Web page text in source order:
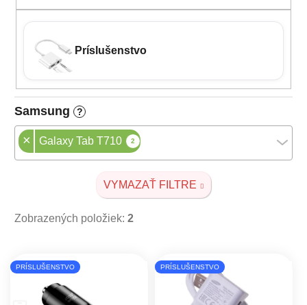
Príslušenstvo
Samsung ?
× Galaxy Tab T710 2
VYMAZAŤ FILTRE
Zobrazených položiek: 2
Výpis produktov
PRÍSLUŠENSTVO PRÍSLUŠENSTVO